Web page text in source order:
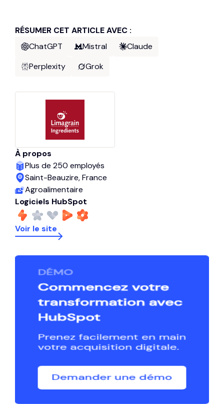
RÉSUMER CET ARTICLE AVEC :
ChatGPT
Mistral
Claude
Perplexity
Grok
À propos
Plus de 250 employés
Saint-Beauzire, France
Agroalimentaire
Logiciels HubSpot
Voir le site